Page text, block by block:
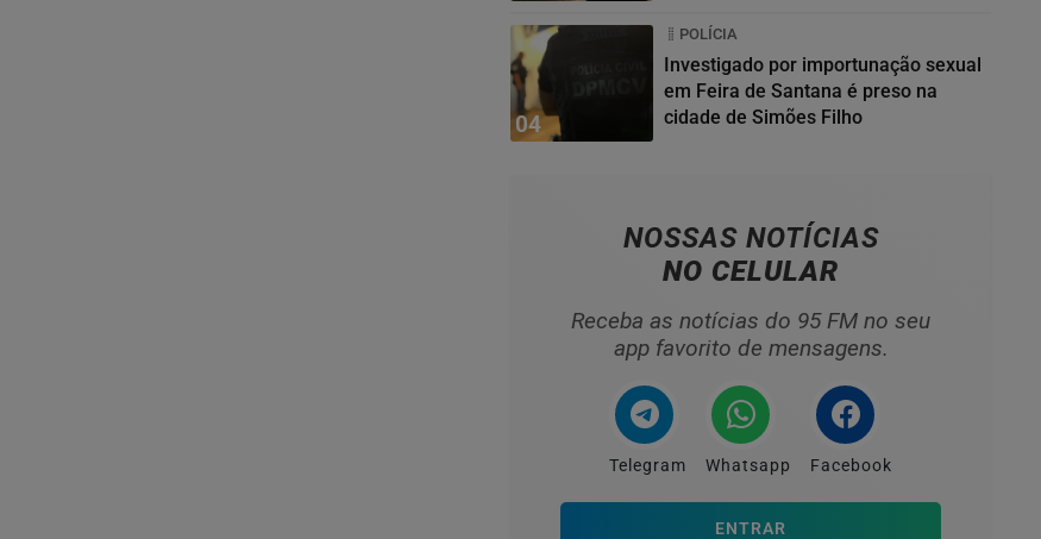
04
POLÍCIA
Investigado por importunação sexual
em Feira de Santana é preso na
cidade de Simões Filho
NOSSAS NOTÍCIAS
NO CELULAR
Receba as notícias do 95 FM no seu
app favorito de mensagens.
Telegram Whatsapp Facebook
ENTRAR